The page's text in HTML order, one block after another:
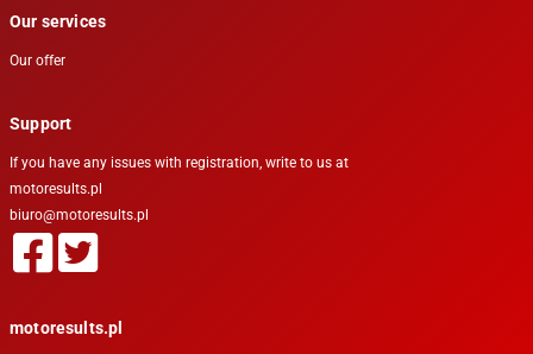
Our services
Our offer
Support
If you have any issues with registration, write to us at
motoresults.pl
biuro@motoresults.pl
motoresults.pl